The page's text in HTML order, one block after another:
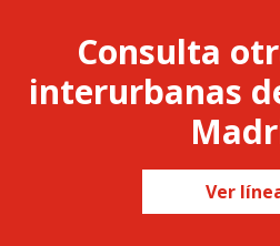
Consulta
interurbanas
Ver